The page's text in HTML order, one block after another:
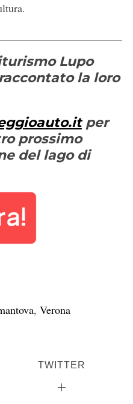
Lupo
la loro
per
prossimo
del lago di
, Verona
TWITTER